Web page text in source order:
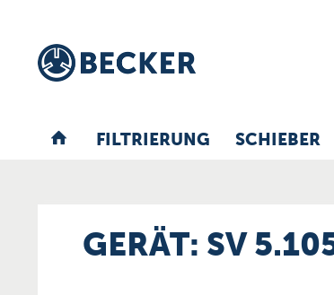
FILTRIERUNG SCHIEBER
GERÄT: SV